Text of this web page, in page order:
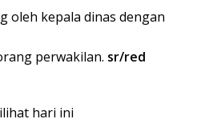
oleh kepala dinas dengan
perwakilan. sr/red
hari ini